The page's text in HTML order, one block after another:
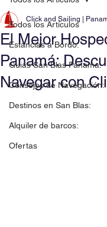
Todos los Artículos
Estancias a Bordo:
Guias San Blas Panama:
Consejos de Navegación:
Destinos en San Blas:
Alquiler de barcos:
Ofertas
El Mejor
Panamá:
Navegar con
Click and Sailing |